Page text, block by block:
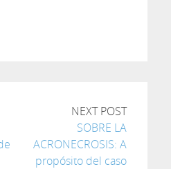
NEXT POST
SOBRE LA
ACRONECROSIS: A
propósito del caso